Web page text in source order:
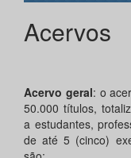
Acervos
Acervo geral: o
50.000 títulos,
a estudantes,
de até 5 (cinco)